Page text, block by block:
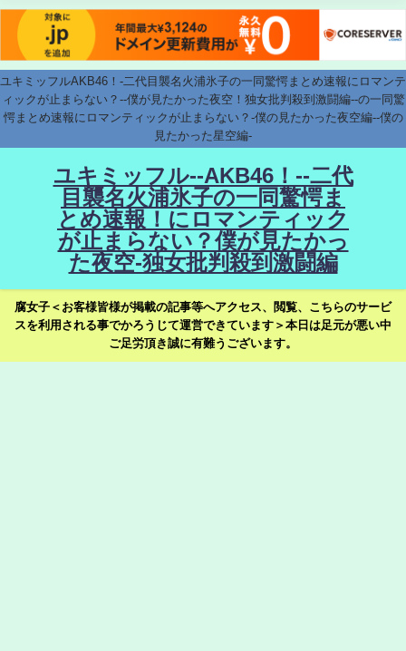
ユキミッフルAKB46！-二代目襲名火浦氷子の一同驚愕まとめ速報にロマンテ
ィックが止まらない？--僕が見たかった夜空！独女批判殺到激闘編--の一同驚
愕まとめ速報にロマンティックが止まらない？-僕の見たかった夜空編--僕の
見たかった星空編-
ユキミッフル--AKB46！--二代
目襲名火浦氷子の一同驚愕ま
とめ速報！にロマンティック
が止まらない？僕が見たかっ
た夜空-独女批判殺到激闘編
腐女子＜お客様皆様が掲載の記事等へアクセス、閲覧、こちらのサービ
スを利用される事でかろうじて運営できています＞本日は足元が悪い中
ご足労頂き誠に有難うございます。